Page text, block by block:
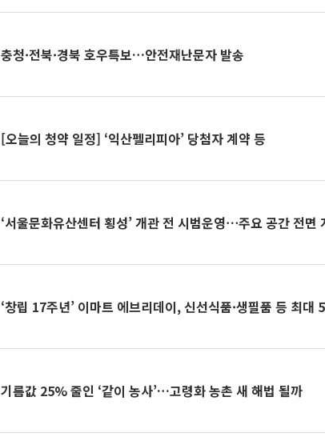
충청·전북·경북 호우특보…안전재난문자 발송
[오늘의 청약 일정] ‘익산펠리피아’ 당첨자 계약 등
‘서울문화유산센터 횡성’ 개관 전 시범운영⋯주요 공간 전면
‘창립 17주년’ 이마트 에브리데이, 신선식품·생필품 등 최대
기름값 25% 줄인 ‘같이 농사’…고령화 농촌 새 해법 될까